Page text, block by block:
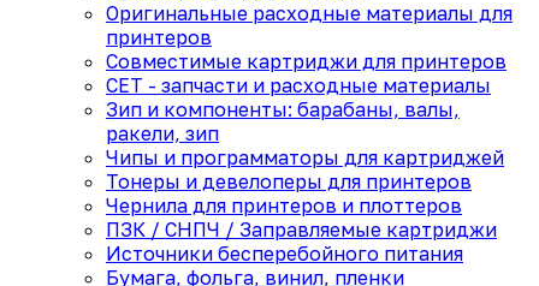
Оригинальные расходные материалы для
принтеров
Совместимые картриджи для принтеров
CET - запчасти и расходные материалы
Зип и компоненты: барабаны, валы,
ракели, зип
Чипы и программаторы для картриджей
Тонеры и девелоперы для принтеров
Чернила для принтеров и плоттеров
ПЗК / СНПЧ / Заправляемые картриджи
Источники бесперебойного питания
Бумага, фольга, винил, пленки